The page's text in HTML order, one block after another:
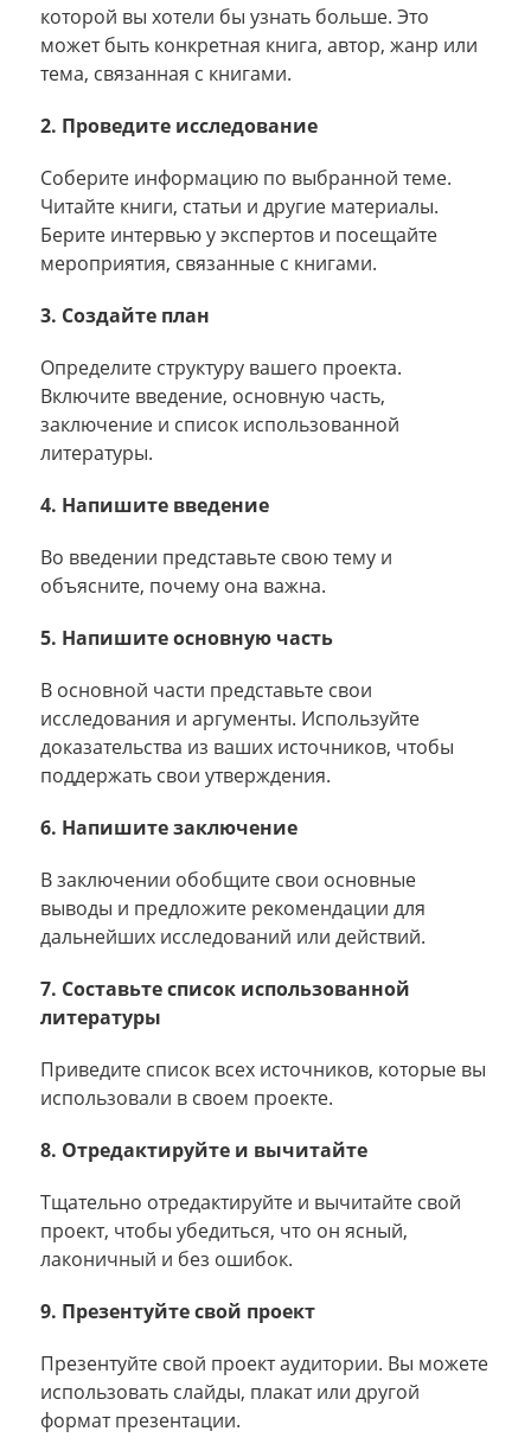
которой вы хотели бы узнать больше. Это
может быть конкретная книга, автор, жанр или
тема, связанная с книгами.
2. Проведите исследование
Соберите информацию по выбранной теме.
Читайте книги, статьи и другие материалы.
Берите интервью у экспертов и посещайте
мероприятия, связанные с книгами.
3. Создайте план
Определите структуру вашего проекта.
Включите введение, основную часть,
заключение и список использованной
литературы.
4. Напишите введение
Во введении представьте свою тему и
объясните, почему она важна.
5. Напишите основную часть
В основной части представьте свои
исследования и аргументы. Используйте
доказательства из ваших источников, чтобы
поддержать свои утверждения.
6. Напишите заключение
В заключении обобщите свои основные
выводы и предложите рекомендации для
дальнейших исследований или действий.
7. Составьте список использованной
литературы
Приведите список всех источников, которые вы
использовали в своем проекте.
8. Отредактируйте и вычитайте
Тщательно отредактируйте и вычитайте свой
проект, чтобы убедиться, что он ясный,
лаконичный и без ошибок.
9. Презентуйте свой проект
Презентуйте свой проект аудитории. Вы можете
использовать слайды, плакат или другой
формат презентации.